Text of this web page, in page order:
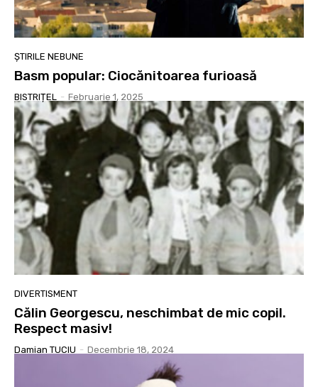
ȘTIRILE NEBUNE
Basm popular: Ciocănitoarea furioasă
BISTRIȚEL - Februarie 1, 2025
DIVERTISMENT
Călin Georgescu, neschimbat de mic copil.
Respect masiv!
Damian TUCIU - Decembrie 18, 2024